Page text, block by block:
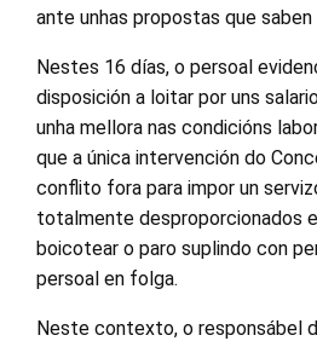
ante unhas propostas que saben
Nestes 16 días, o persoal
disposición a loitar por uns
unha mellora nas condicións
que a única intervención do
conflito fora para impor un
totalmente desproporcionados
boicotear o paro suplindo con
persoal en folga.
Neste contexto, o responsábel